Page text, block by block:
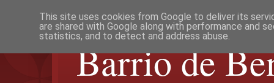
Barrio de
This site uses cookies from Google to deliver its
are shared with Google along with performance and
statistics, and to detect and address abuse.